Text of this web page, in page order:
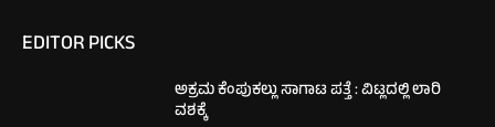
EDITOR PICKS
ಅಕ್ರಮ ಕೆಂಪುಕಲ್ಲು ಸಾಗಾಟ ಪತ್ತೆ : ವಿಟ್ಲದಲ್ಲಿ ಲಾರಿ
ವಶಕ್ಕೆ